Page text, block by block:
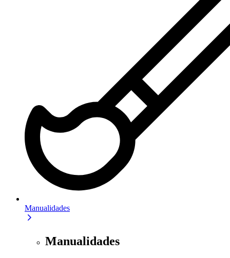
Manualidades
Manualidades